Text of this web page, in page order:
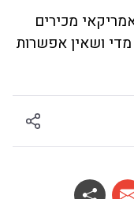
מכירים
ושאין אפשרות